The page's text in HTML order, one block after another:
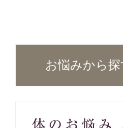
お悩みから探